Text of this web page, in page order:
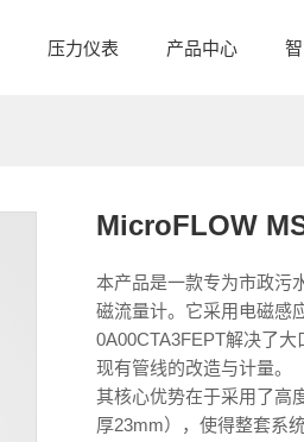
压力仪表 产品中心
MicroFLOW
本产品是一款专为市政污
磁流量计。它采用电磁感
0A00CTA3FEPT解决了
现有管线的改造与计量。
其核心优势在于采用了高
厚23mm），使得整套系